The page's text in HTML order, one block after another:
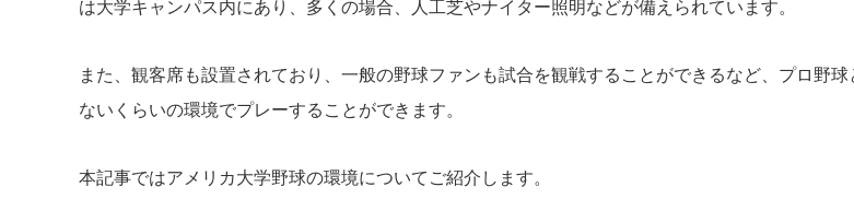
は大学キャンパス内にあり、多くの場合、人工芝やナイター照明などが備えられています。
また、観客席も設置されており、一般の野球ファンも試合を観戦することができるなど、プロ野
ないくらいの環境でプレーすることができます。
本記事ではアメリカ大学野球の環境についてご紹介します。